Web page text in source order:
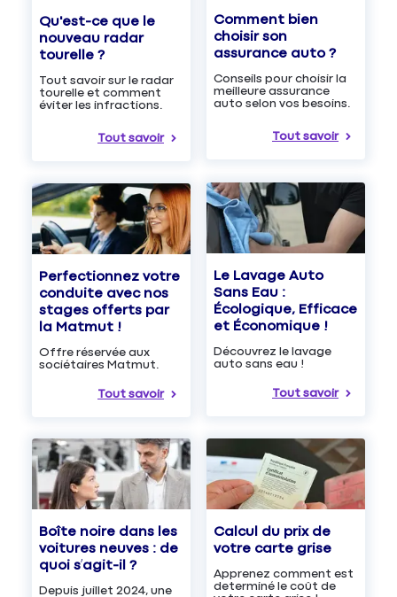
Qu'est-ce que le
nouveau radar
tourelle ?
Tout savoir sur le radar
tourelle et comment
éviter les infractions.
Tout savoir
Comment bien
choisir son
assurance auto ?
Conseils pour choisir la
meilleure assurance
auto selon vos besoins.
Tout savoir
Perfectionnez votre
conduite avec nos
stages offerts par
la Matmut !
Offre réservée aux
sociétaires Matmut.
Tout savoir
Le Lavage Auto
Sans Eau :
Écologique, Efficace
et Économique !
Découvrez le lavage
auto sans eau !
Tout savoir
Boîte noire dans les
voitures neuves : de
quoi s’agit-il ?
Depuis juillet 2024, une
Calcul du prix de
votre carte grise
Apprenez comment est
determiné le coût de